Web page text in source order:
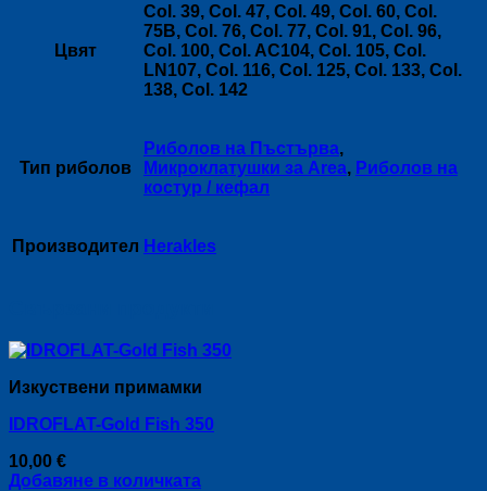
Цвят
Col. 39, Col. 47, Col. 49, Col. 60, Col.
75B, Col. 76, Col. 77, Col. 91, Col. 96,
Col. 100, Col. AC104, Col. 105, Col.
LN107, Col. 116, Col. 125, Col. 133, Col.
138, Col. 142
Тип риболов
Риболов на Пъстърва,
Микроклатушки за Area, Риболов на
костур / кефал
Производител Herakles
Изкуствени примамки
IDROFLAT-Gold Fish 350
10,00 €
Добавяне в количката